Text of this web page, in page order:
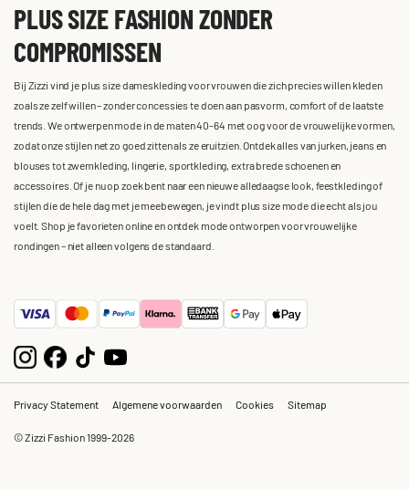
PLUS SIZE FASHION ZONDER
COMPROMISSEN
Bij Zizzi vind je plus size dameskleding voor vrouwen die zich precies willen kleden
zoals ze zelf willen – zonder concessies te doen aan pasvorm, comfort of de laatste
trends. We ontwerpen mode in de maten 40-64 met oog voor de vrouwelijke vormen,
zodat onze stijlen net zo goed zitten als ze eruitzien. Ontdek alles van jurken, jeans en
blouses tot zwemkleding, lingerie, sportkleding, extra brede schoenen en
accessoires. Of je nu op zoek bent naar een nieuwe alledaagse look, feestkleding of
stijlen die de hele dag met je meebewegen, je vindt plus size mode die echt als jou
voelt. Shop je favorieten online en ontdek mode ontworpen voor vrouwelijke
rondingen – niet alleen volgens de standaard.
Privacy Statement Algemene voorwaarden Cookies Sitemap
© Zizzi Fashion 1999-2026